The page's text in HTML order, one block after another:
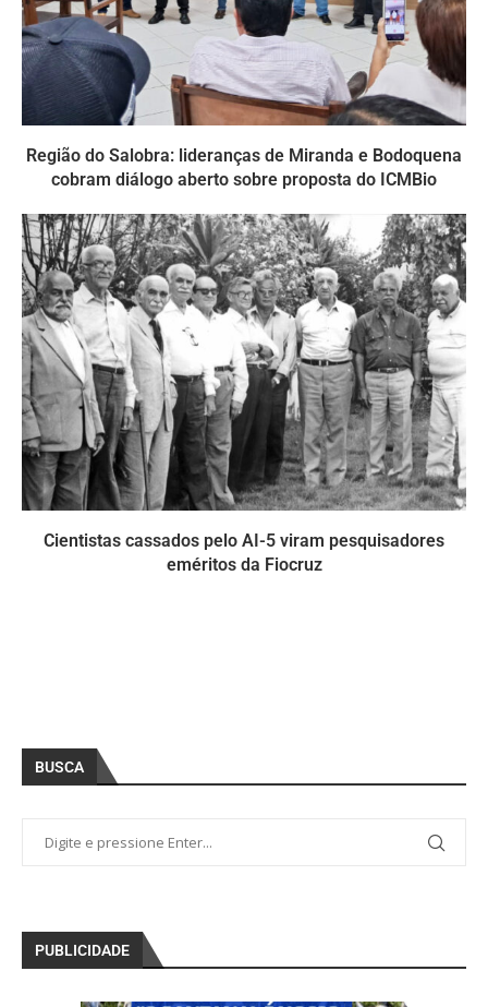
Região do Salobra: lideranças de Miranda e Bodoquena
cobram diálogo aberto sobre proposta do ICMBio
Cientistas cassados pelo AI-5 viram pesquisadores
eméritos da Fiocruz
BUSCA
PUBLICIDADE